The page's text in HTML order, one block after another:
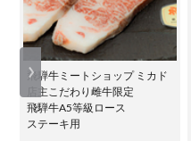
飛騨牛ミートショップ ミカド
店主こだわり雌牛限定
飛騨牛A5等級ロース
ステーキ用